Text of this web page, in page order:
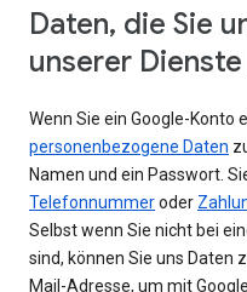
Daten, die Sie
unserer
Wenn Sie ein Google-Konto
personenbezogene Daten
Namen und ein Passwort.
Telefonnummeroder
Selbst wenn Sie nicht bei
sind, können Sie uns Daten
Mail-Adresse, um mit